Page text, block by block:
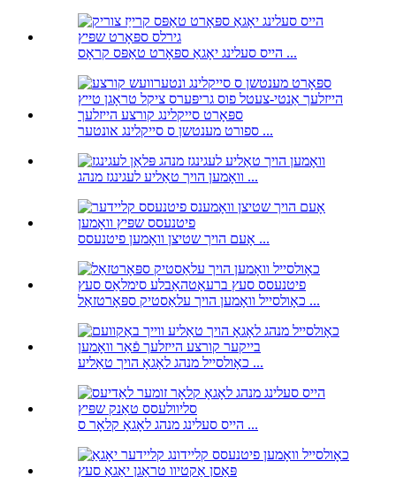
הייס סעלינג יאָגאַ ספּאָרט טאַפּס קראָס ...
ספורט מענטשן ס סייקלינג אונטער ...
וואָמען הויך טאַליע לעגינגז מנהג ...
אָעם הויך שטיצן וואָמען פיטנעסס ...
כאָולסייל וואָמען הויך עלאַסטיק ספּאָרטזאַל ...
כאָולסייל מנהג לאָגאָ הויך טאַליע ...
הייס סעלינג מנהג לאָגאָ קלאָר ס ...